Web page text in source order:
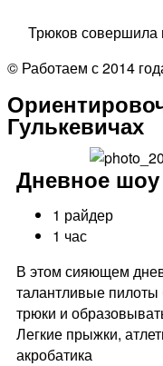
Трюков
© Работаем с 2014
Гулькевичах
Дневное шоу
1 райдер
1 час
В этом сияющем
талантливые пилоты
трюки и
Легкие прыжки,
акробатика